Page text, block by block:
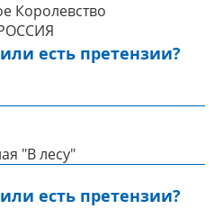
Королевство
есть претензии?
"В лесу"
есть претензии?